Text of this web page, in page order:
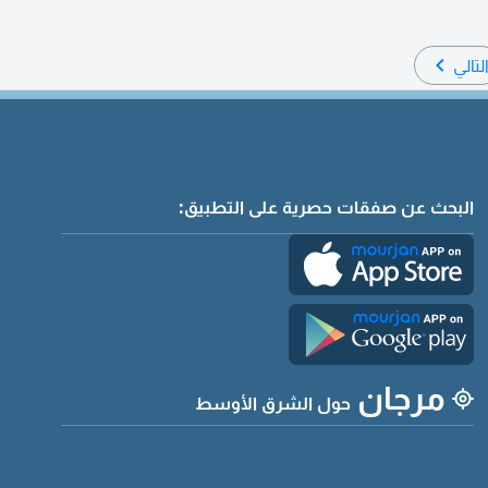
التالي
البحث عن صفقات حصرية على التطبيق:
مرجان حول الشرق الأوسط